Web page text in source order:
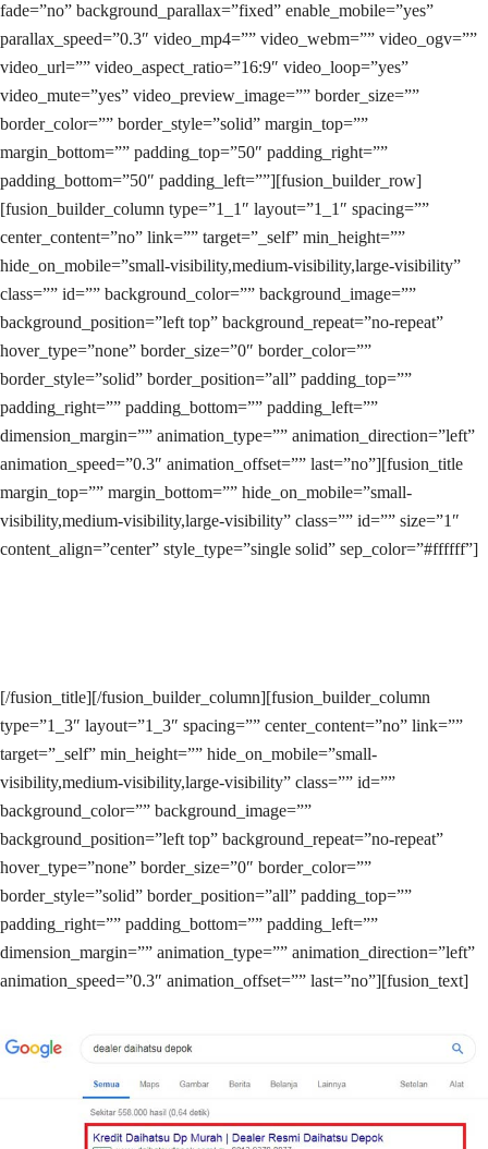
fade=”no” background_parallax=”fixed” enable_mobile=”yes”
parallax_speed=”0.3″ video_mp4=”” video_webm=”” video_ogv=””
video_url=”” video_aspect_ratio=”16:9″ video_loop=”yes”
video_mute=”yes” video_preview_image=”” border_size=””
border_color=”” border_style=”solid” margin_top=””
margin_bottom=”” padding_top=”50″ padding_right=””
padding_bottom=”50″ padding_left=””][fusion_builder_row]
[fusion_builder_column type=”1_1″ layout=”1_1″ spacing=””
center_content=”no” link=”” target=”_self” min_height=””
hide_on_mobile=”small-visibility,medium-visibility,large-visibility”
class=”” id=”” background_color=”” background_image=””
background_position=”left top” background_repeat=”no-repeat”
hover_type=”none” border_size=”0″ border_color=””
border_style=”solid” border_position=”all” padding_top=””
padding_right=”” padding_bottom=”” padding_left=””
dimension_margin=”” animation_type=”” animation_direction=”left”
animation_speed=”0.3″ animation_offset=”” last=”no”][fusion_title
margin_top=”” margin_bottom=”” hide_on_mobile=”small-
visibility,medium-visibility,large-visibility” class=”” id=”” size=”1″
content_align=”center” style_type=”single solid” sep_color=”#ffffff”]
[/fusion_title][/fusion_builder_column][fusion_builder_column
type=”1_3″ layout=”1_3″ spacing=”” center_content=”no” link=””
target=”_self” min_height=”” hide_on_mobile=”small-
visibility,medium-visibility,large-visibility” class=”” id=””
background_color=”” background_image=””
background_position=”left top” background_repeat=”no-repeat”
hover_type=”none” border_size=”0″ border_color=””
border_style=”solid” border_position=”all” padding_top=””
padding_right=”” padding_bottom=”” padding_left=””
dimension_margin=”” animation_type=”” animation_direction=”left”
animation_speed=”0.3″ animation_offset=”” last=”no”][fusion_text]